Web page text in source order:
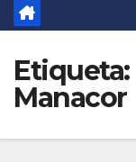
Etiqueta:
Manacor